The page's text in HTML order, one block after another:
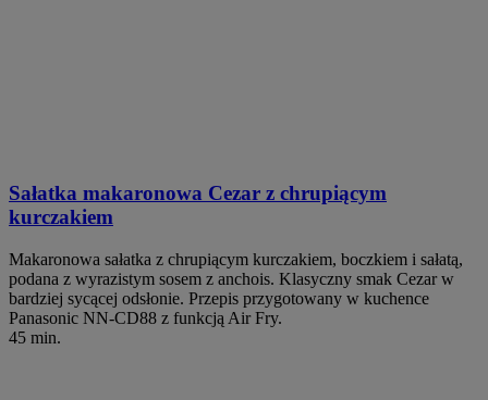
Sałatka makaronowa Cezar z chrupiącym
kurczakiem
Makaronowa sałatka z chrupiącym kurczakiem, boczkiem i sałatą,
podana z wyrazistym sosem z anchois. Klasyczny smak Cezar w
bardziej sycącej odsłonie. Przepis przygotowany w kuchence
Panasonic NN-CD88 z funkcją Air Fry.
45 min.